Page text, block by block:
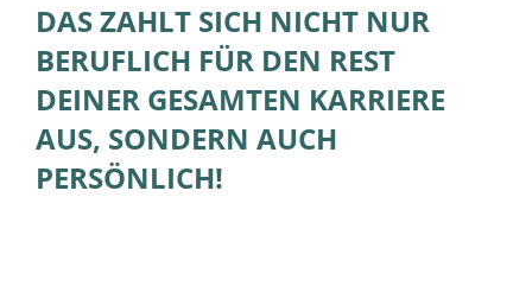
DAS ZAHLT SICH NICHT NUR
BERUFLICH FÜR DEN REST
DEINER GESAMTEN KARRIERE
AUS, SONDERN AUCH
PERSÖNLICH!